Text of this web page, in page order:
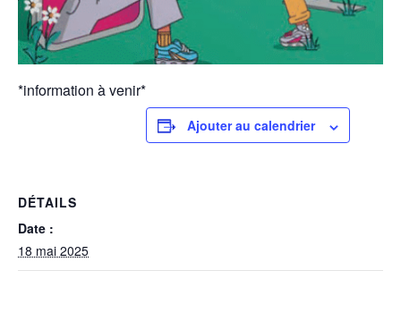
*information à venir*
Ajouter au calendrier
DÉTAILS
Date :
18 mai 2025